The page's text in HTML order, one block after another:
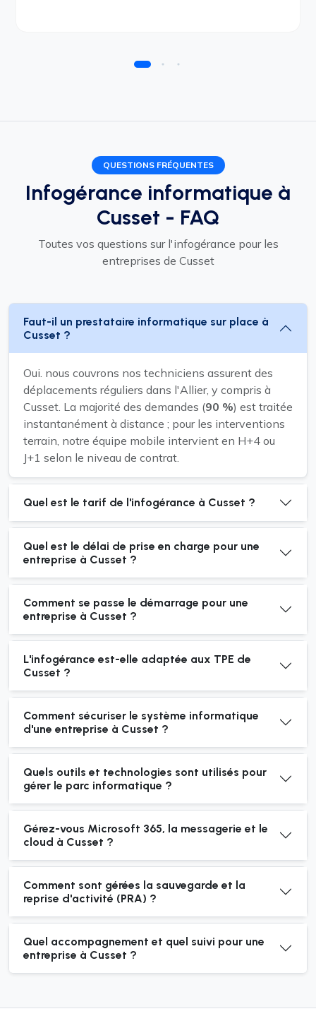
QUESTIONS FRÉQUENTES
Infogérance informatique à
Cusset - FAQ
Toutes vos questions sur l'infogérance pour les
entreprises de Cusset
Faut-il un prestataire informatique sur place à
Cusset ?
Oui. nous couvrons nos techniciens assurent des
déplacements réguliers dans l'Allier, y compris à
Cusset. La majorité des demandes (90 %) est traitée
instantanément à distance ; pour les interventions
terrain, notre équipe mobile intervient en H+4 ou
J+1 selon le niveau de contrat.
Quel est le tarif de l'infogérance à Cusset ?
Quel est le délai de prise en charge pour une
entreprise à Cusset ?
Comment se passe le démarrage pour une
entreprise à Cusset ?
L'infogérance est-elle adaptée aux TPE de
Cusset ?
Comment sécuriser le système informatique
d'une entreprise à Cusset ?
Quels outils et technologies sont utilisés pour
gérer le parc informatique ?
Gérez-vous Microsoft 365, la messagerie et le
cloud à Cusset ?
Comment sont gérées la sauvegarde et la
reprise d'activité (PRA) ?
Quel accompagnement et quel suivi pour une
entreprise à Cusset ?